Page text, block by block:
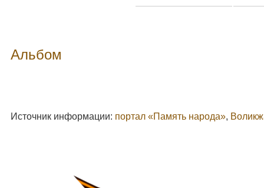
Альбом
Источник информации: портал «Память народа»,